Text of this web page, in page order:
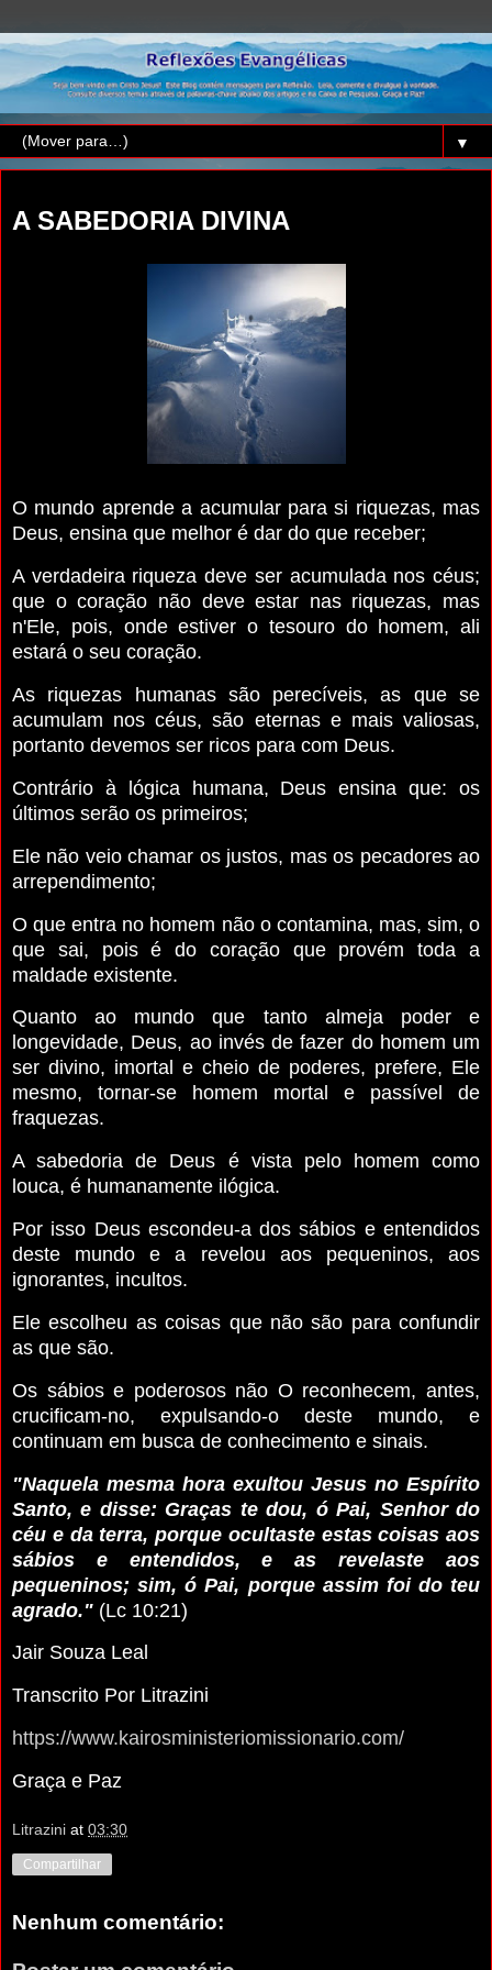
▼
A SABEDORIA DIVINA
O mundo aprende a acumular para si riquezas, mas
Deus, ensina que melhor é dar do que receber;
A verdadeira riqueza deve ser acumulada nos céus;
que o coração não deve estar nas riquezas, mas
n'Ele, pois, onde estiver o tesouro do homem, ali
estará o seu coração.
As riquezas humanas são perecíveis, as que se
acumulam nos céus, são eternas e mais valiosas,
portanto devemos ser ricos para com Deus.
Contrário à lógica humana, Deus ensina que: os
últimos serão os primeiros;
Ele não veio chamar os justos, mas os pecadores ao
arrependimento;
O que entra no homem não o contamina, mas, sim, o
que sai, pois é do coração que provém toda a
maldade existente.
Quanto ao mundo que tanto almeja poder e
longevidade, Deus, ao invés de fazer do homem um
ser divino, imortal e cheio de poderes, prefere, Ele
mesmo, tornar-se homem mortal e passível de
fraquezas.
A sabedoria de Deus é vista pelo homem como
louca, é humanamente ilógica.
Por isso Deus escondeu-a dos sábios e entendidos
deste mundo e a revelou aos pequeninos, aos
ignorantes, incultos.
Ele escolheu as coisas que não são para confundir
as que são.
Os sábios e poderosos não O reconhecem, antes,
crucificam-no, expulsando-o deste mundo, e
continuam em busca de conhecimento e sinais.
"Naquela mesma hora exultou Jesus no Espírito
Santo, e disse: Graças te dou, ó Pai, Senhor do
céu e da terra, porque ocultaste estas coisas aos
sábios e entendidos, e as revelaste aos
pequeninos; sim, ó Pai, porque assim foi do teu
agrado." (Lc 10:21)
Jair Souza Leal
Transcrito Por Litrazini
https://www.kairosministeriomissionario.com/
Graça e Paz
Litrazini at 03:30
Compartilhar
Nenhum comentário: